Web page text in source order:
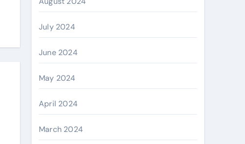
July 2024
June 2024
May 2024
April 2024
March 2024